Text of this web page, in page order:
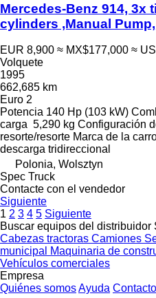
Mercedes-Benz 914, 3x
cylinders ,Manual
EUR 8,900 ≈ MX$177,000 ≈
Volquete
1995
662,685 km
Euro 2
Potencia 140 Hp (103 kW)
carga 5,290 kg Configuración
resorte/resorte Marca de la
descarga tridireccional
Polonia, Wolsztyn
Spec Truck
Contacte con el vendedor
Siguiente
1 2 3 4 5 Siguiente
Buscar equipos del distribuidor
Cabezas tractoras Camiones
municipal
Maquinaria de
Vehículos comerciales
Empresa
Quiénes somosAyuda